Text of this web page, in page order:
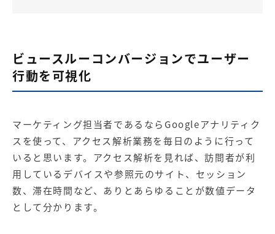
ビュースルーコンバージョンでユーザー
行動を可視化
マーケティング担当者であるならGoogleアナリティク
スを使って、アクセス解析業務を毎日のように行って
いると思います。アクセス解析を見れば、訪問者が利
用しているデバイスや参照元のサイト、セッション
数、滞在時間など、ありとあらゆることが数値データ
として分かります。